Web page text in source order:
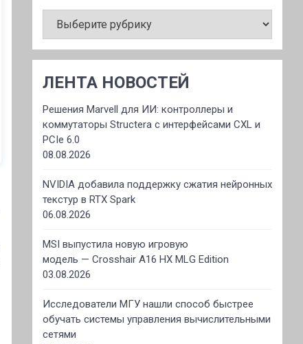
ЛЕНТА НОВОСТЕЙ
Решения Marvell для ИИ: контроллеры и
коммутаторы Structera с интерфейсами CXL и
PCIe 6.0
08.08.2026
NVIDIA добавила поддержку сжатия нейронных
текстур в RTX Spark
06.08.2026
MSI выпустила новую игровую
модель — Crosshair A16 HX MLG Edition
03.08.2026
Исследователи МГУ нашли способ быстрее
обучать системы управления вычислительными
сетями